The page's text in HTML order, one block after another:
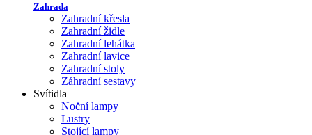
Zahrada
Zahradní křesla
Zahradní židle
Zahradní lehátka
Zahradní lavice
Zahradní stoly
Záhradní sestavy
Svítidla
Noční lampy
Lustry
Stojící lampy